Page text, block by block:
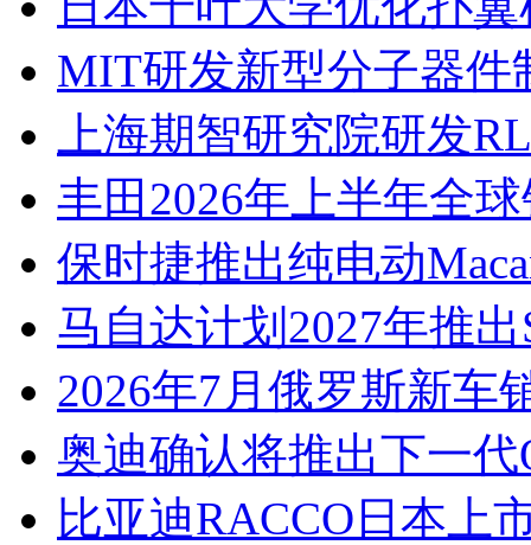
MIT研发新型分子器件
上海期智研究院研发
丰田2026年上半年全
保时捷推出纯电动
马自达计划2027年推
2026年7月俄罗斯新车
奥迪确认将推出下一代
比亚迪RACCO日本上